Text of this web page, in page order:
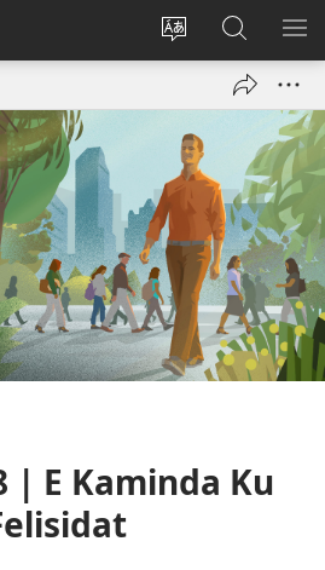
Kambia
e
website
Log
window)
Buska
Riba
JW.ORG
| E Kaminda Ku